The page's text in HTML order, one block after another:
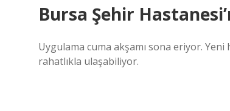
Bursa Şehir
Uygulama cuma akşamı sona eriyor.
rahatlıkla ulaşabiliyor.